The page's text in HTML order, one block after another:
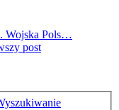
Wojska Pols…
post